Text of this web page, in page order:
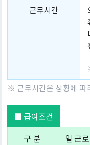
근무시간
※ 근무시간은 상황에 따
■ 급여조건
구 분
일 근